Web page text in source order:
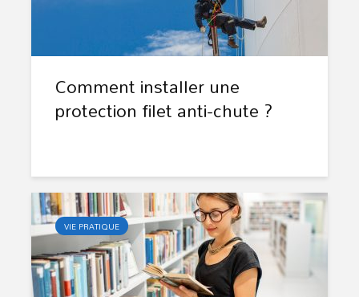
Comment installer une
protection filet anti-chute ?
VIE PRATIQUE